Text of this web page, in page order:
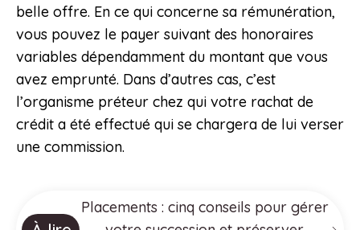
belle offre. En ce qui concerne sa rémunération,
vous pouvez le payer suivant des honoraires
variables dépendamment du montant que vous
avez emprunté. Dans d’autres cas, c’est
l’organisme préteur chez qui votre rachat de
crédit a été effectué qui se chargera de lui verser
une commission.
Placements : cinq conseils pour gérer